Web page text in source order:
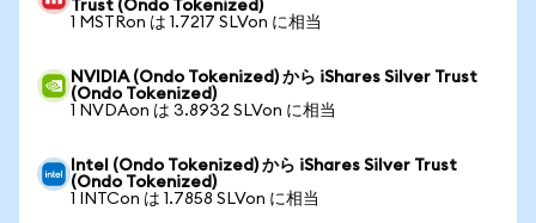
Trust (Ondo Tokenized)
1 MSTRon は 1.7217 SLVon に相当
NVIDIA (Ondo Tokenized) から iShares Silver Trust
(Ondo Tokenized)
1 NVDAon は 3.8932 SLVon に相当
Intel (Ondo Tokenized) から iShares Silver Trust
(Ondo Tokenized)
1 INTCon は 1.7858 SLVon に相当